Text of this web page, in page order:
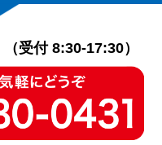
（受付 8:30-17:30）